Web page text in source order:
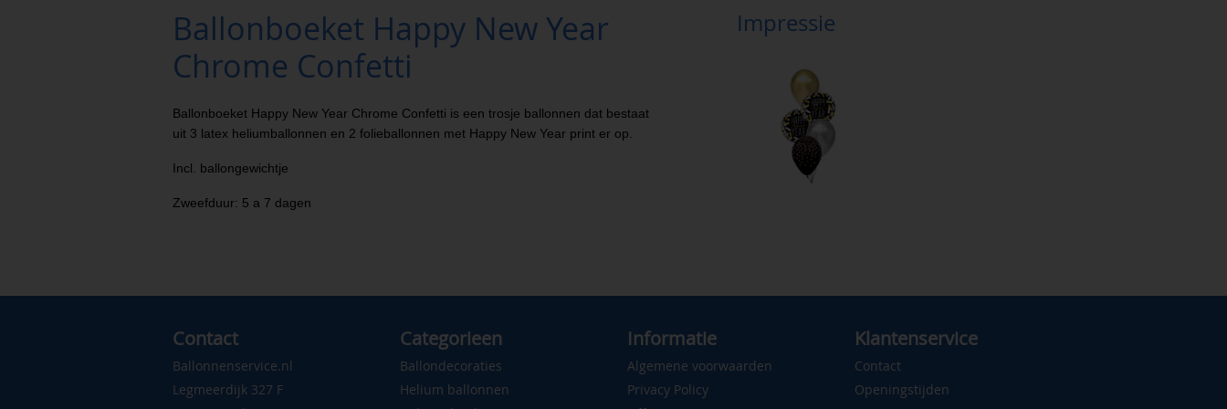
Ballonboeket Happy New Year
Chrome Confetti
Ballonboeket Happy New Year Chrome Confetti is een trosje ballonnen dat bestaat
uit 3 latex heliumballonnen en 2 folieballonnen met Happy New Year print er op.
Incl. ballongewichtje
Zweefduur: 5 a 7 dagen
Impressie
Contact
Ballonnenservice.nl
Legmeerdijk 327 F
Categorieen
Ballondecoraties
Helium ballonnen
Informatie
Algemene voorwaarden
Privacy Policy
Klantenservice
Contact
Openingstijden